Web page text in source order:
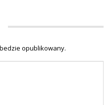
opublikowany.